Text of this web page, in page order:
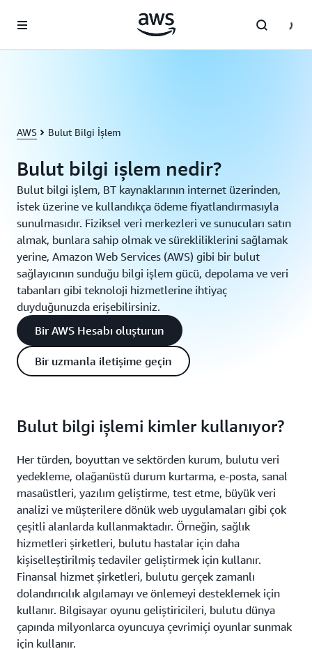
AWS Bulut Bilgi İşlem
Bulut bilgi işlem nedir?
Bulut bilgi işlem, BT kaynaklarının internet üzerinden,
istek üzerine ve kullandıkça ödeme fiyatlandırmasıyla
sunulmasıdır. Fiziksel veri merkezleri ve sunucuları satın
almak, bunlara sahip olmak ve sürekliliklerini sağlamak
yerine, Amazon Web Services (AWS) gibi bir bulut
sağlayıcının sunduğu bilgi işlem gücü, depolama ve veri
tabanları gibi teknoloji hizmetlerine ihtiyaç
duyduğunuzda erişebilirsiniz.
Bir AWS Hesabı oluşturun
Bir uzmanla iletişime geçin
Bulut bilgi işlemi kimler kullanıyor?
Her türden, boyuttan ve sektörden kurum, bulutu veri
yedekleme, olağanüstü durum kurtarma, e-posta, sanal
masaüstleri, yazılım geliştirme, test etme, büyük veri
analizi ve müşterilere dönük web uygulamaları gibi çok
çeşitli alanlarda kullanmaktadır. Örneğin, sağlık
hizmetleri şirketleri, bulutu hastalar için daha
kişiselleştirilmiş tedaviler geliştirmek için kullanır.
Finansal hizmet şirketleri, bulutu gerçek zamanlı
dolandırıcılık algılamayı ve önlemeyi desteklemek için
kullanır. Bilgisayar oyunu geliştiricileri, bulutu dünya
çapında milyonlarca oyuncuya çevrimiçi oyunlar sunmak
için kullanır.